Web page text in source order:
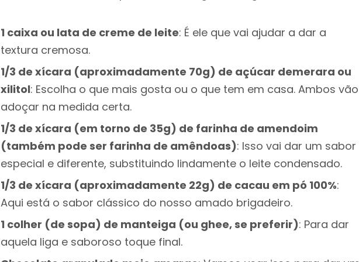
1 caixa ou lata de creme de leite: É ele que vai ajudar a dar a
textura cremosa.
1/3 de xícara (aproximadamente 70g) de açúcar demerara ou
xilitol: Escolha o que mais gosta ou o que tem em casa. Ambos vão
adoçar na medida certa.
1/3 de xícara (em torno de 35g) de farinha de amendoim
(também pode ser farinha de amêndoas): Isso vai dar um sabor
especial e diferente, substituindo lindamente o leite condensado.
1/3 de xícara (aproximadamente 22g) de cacau em pó 100%:
Aqui está o sabor clássico do nosso amado brigadeiro.
1 colher (de sopa) de manteiga (ou ghee, se preferir): Para dar
aquela liga e saboroso toque final.